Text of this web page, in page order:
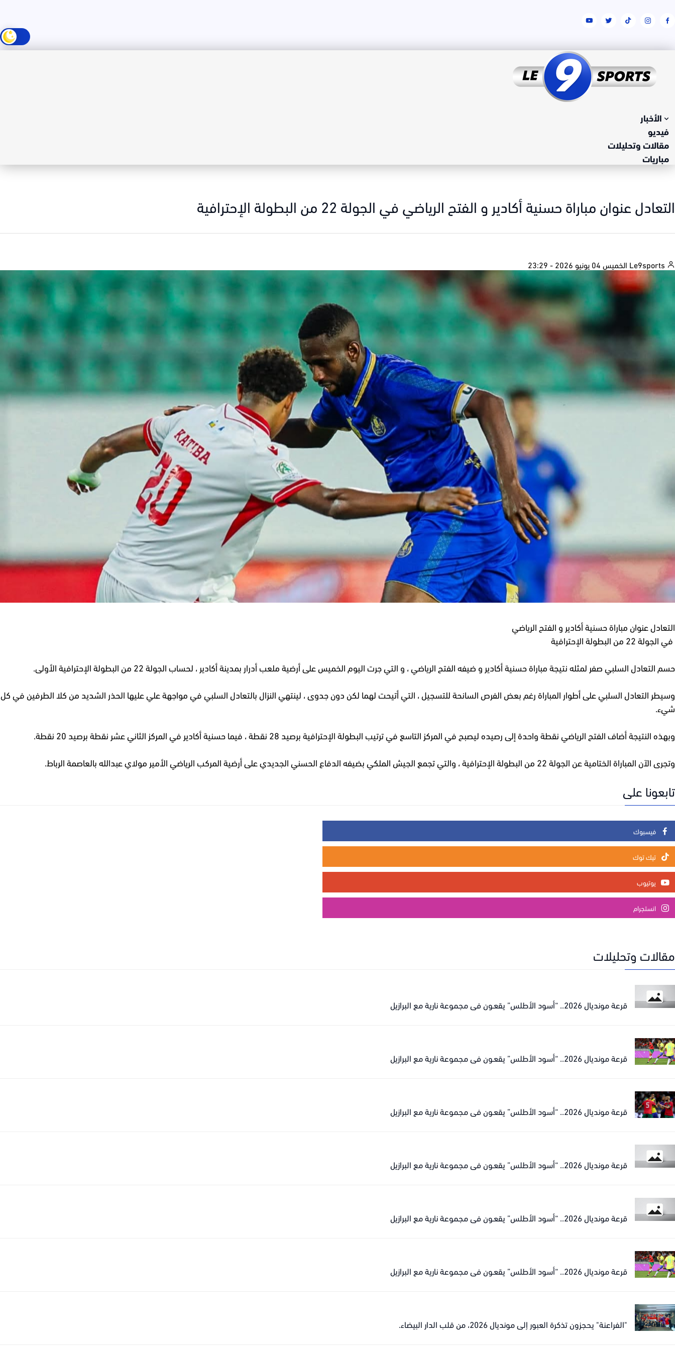
الأخبار
فيديو
مقالات وتحليلات
مباريات
التعادل عنوان مباراة حسنية أكادير و الفتح الرياضي في الجولة 22 من البطولة الإحترافية
الخميس 04 يونيو 2026 - 23:29
التعادل عنوان مباراة حسنية أكادير و الفتح الرياضي
في الجولة 22 من البطولة الإحترافية
حسم التعادل السلبي صفر لمثله نتيجة مباراة حسنية أكادير و ضيفه الفتح الرياضي ، و التي جرت اليوم الخميس على أرضية ملعب أدرار بمدينة أكادير ، لحساب الجولة 22 من البطولة الإحترافية الأولى.
وسيطر التعادل السلبي على أطوار المباراة رغم بعض الفرص السانحة للتسجيل ، التي أتيحت لهما لكن دون جدوى ، لينتهي النزال بالتعادل السلبي في مواجهة علي عليها الحذر الشديد من كلا الطرفين في كل
شيء.
وبهذه النتيجة أضاف الفتح الرياضي نقطة واحدة إلى رصيده ليصبح في المركز التاسع في ترتيب البطولة الإحترافية برصيد 28 نقطة ، فيما حسنية أكادير في المركز الثاني عشر نقطة برصيد 20 نقطة.
وتجرى الآن المباراة الختامية عن الجولة 22 من البطولة الإحترافية ، والتي تجمع الجيش الملكي بضيفه الدفاع الحسني الجديدي على أرضية المركب الرياضي الأمير مولاي عبدالله بالعاصمة الرباط.
تابعونا على
فيسبوك
تيك توك
يوتيوب
انستجرام
مقالات وتحليلات
قرعة مونديال 2026.. “أسود الأطلس” يقعـون في مجموعة نارية مع البرازيل
قرعة مونديال 2026.. “أسود الأطلس” يقعـون في مجموعة نارية مع البرازيل
قرعة مونديال 2026.. “أسود الأطلس” يقعـون في مجموعة نارية مع البرازيل
قرعة مونديال 2026.. “أسود الأطلس” يقعـون في مجموعة نارية مع البرازيل
قرعة مونديال 2026.. “أسود الأطلس” يقعـون في مجموعة نارية مع البرازيل
قرعة مونديال 2026.. “أسود الأطلس” يقعـون في مجموعة نارية مع البرازيل
"الفراعنة" يحجزون تذكرة العبور إلى مونديال 2026، من قلب الدار البيضاء.